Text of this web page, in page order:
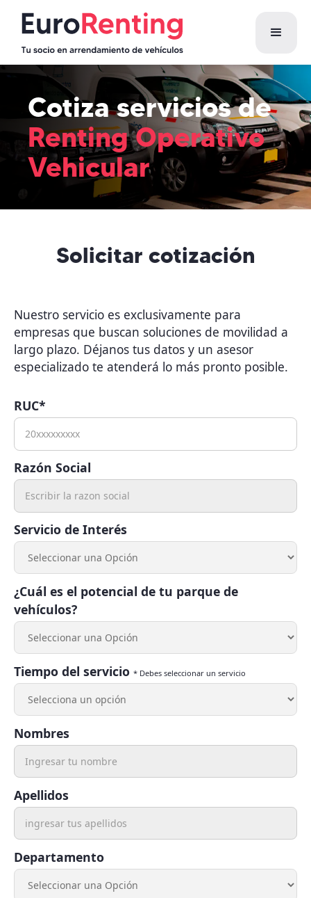
Cotiza servicios de
Renting Operativo
Vehicular
Solicitar cotización
Nuestro servicio es exclusivamente para
empresas que buscan soluciones de movilidad a
largo plazo. Déjanos tus datos y un asesor
especializado te atenderá lo más pronto posible.
RUC*
Razón Social
Servicio de Interés
¿Cuál es el potencial de tu parque de
vehículos?
Tiempo del servicio * Debes seleccionar un servicio
Nombres
Apellidos
Departamento